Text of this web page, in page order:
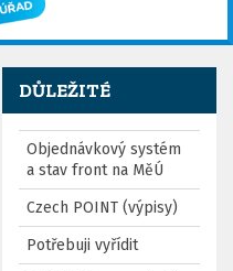
DŮLEŽITÉ
Objednávkový systém
a stav front na MěÚ
Czech POINT (výpisy)
Potřebuji vyřídit